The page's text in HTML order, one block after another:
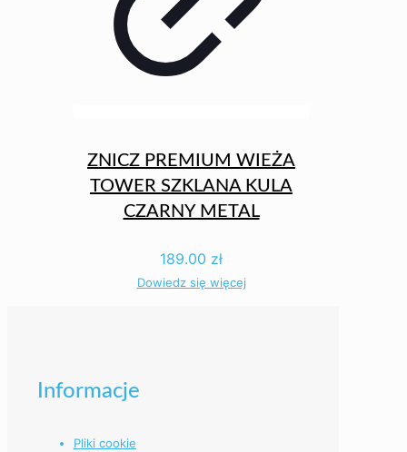
ZNICZ PREMIUM WIEŻA
TOWER SZKLANA KULA
CZARNY METAL
189.00 zł
Dowiedz się więcej
Informacje
Pliki cookie